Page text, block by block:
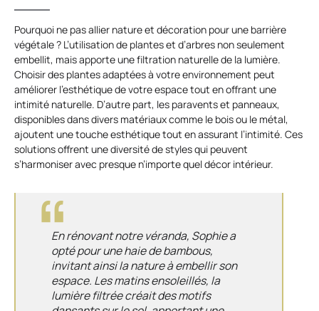
Pourquoi ne pas allier nature et décoration pour une barrière
végétale ? L’utilisation de plantes et d’arbres non seulement
embellit, mais apporte une filtration naturelle de la lumière.
Choisir des plantes adaptées à votre environnement peut
améliorer l’esthétique de votre espace tout en offrant une
intimité naturelle. D’autre part, les paravents et panneaux,
disponibles dans divers matériaux comme le bois ou le métal,
ajoutent une touche esthétique tout en assurant l’intimité. Ces
solutions offrent une diversité de styles qui peuvent
s’harmoniser avec presque n’importe quel décor intérieur.
En rénovant notre véranda, Sophie a
opté pour une haie de bambous,
invitant ainsi la nature à embellir son
espace. Les matins ensoleillés, la
lumière filtrée créait des motifs